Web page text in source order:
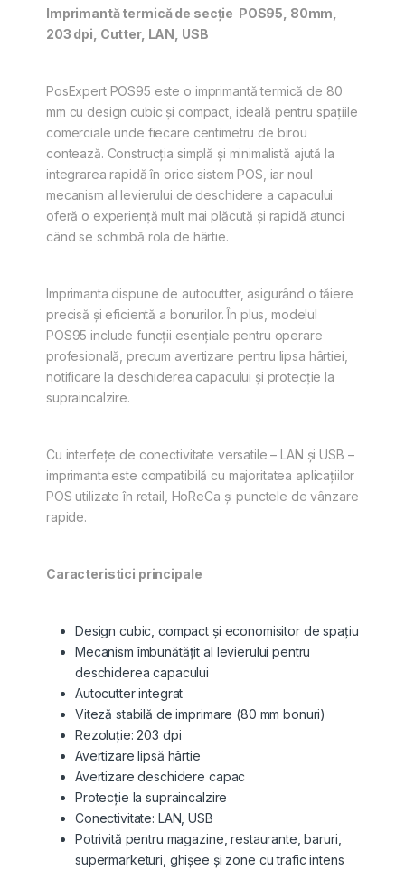
Imprimantă termică de secție POS95, 80mm,
203 dpi, Cutter, LAN, USB
PosExpert POS95 este o imprimantă termică de 80
mm cu design cubic și compact, ideală pentru spațiile
comerciale unde fiecare centimetru de birou
contează. Construcția simplă și minimalistă ajută la
integrarea rapidă în orice sistem POS, iar noul
mecanism al levierului de deschidere a capacului
oferă o experiență mult mai plăcută și rapidă atunci
când se schimbă rola de hârtie.
Imprimanta dispune de autocutter, asigurând o tăiere
precisă și eficientă a bonurilor. În plus, modelul
POS95 include funcții esențiale pentru operare
profesională, precum avertizare pentru lipsa hârtiei,
notificare la deschiderea capacului și protecție la
supraincalzire.
Cu interfețe de conectivitate versatile – LAN și USB –
imprimanta este compatibilă cu majoritatea aplicațiilor
POS utilizate în retail, HoReCa și punctele de vânzare
rapide.
Caracteristici principale
Design cubic, compact și economisitor de spațiu
Mecanism îmbunătățit al levierului pentru
deschiderea capacului
Autocutter integrat
Viteză stabilă de imprimare (80 mm bonuri)
Rezoluție: 203 dpi
Avertizare lipsă hârtie
Avertizare deschidere capac
Protecție la supraincalzire
Conectivitate: LAN, USB
Potrivită pentru magazine, restaurante, baruri,
supermarketuri, ghișee și zone cu trafic intens